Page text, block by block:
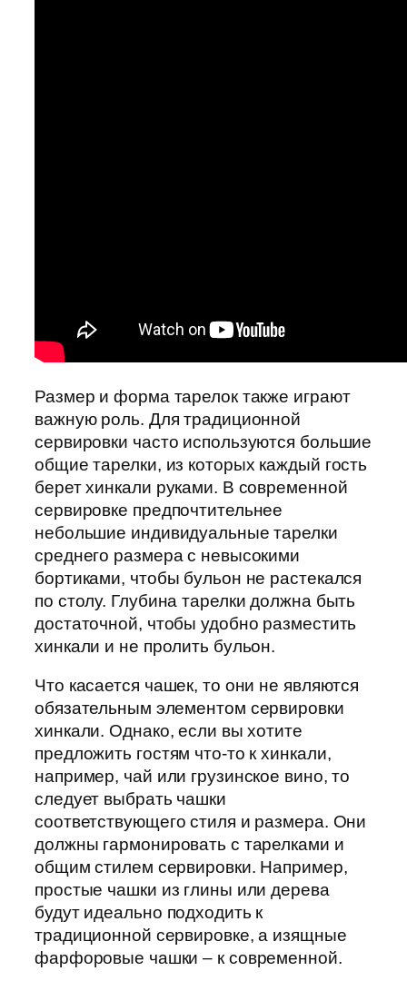
Размер и форма тарелок также играют
важную роль. Для традиционной
сервировки часто используются большие
общие тарелки, из которых каждый гость
берет хинкали руками. В современной
сервировке предпочтительнее
небольшие индивидуальные тарелки
среднего размера с невысокими
бортиками, чтобы бульон не растекался
по столу. Глубина тарелки должна быть
достаточной, чтобы удобно разместить
хинкали и не пролить бульон.
Что касается чашек, то они не являются
обязательным элементом сервировки
хинкали. Однако, если вы хотите
предложить гостям что-то к хинкали,
например, чай или грузинское вино, то
следует выбрать чашки
соответствующего стиля и размера. Они
должны гармонировать с тарелками и
общим стилем сервировки. Например,
простые чашки из глины или дерева
будут идеально подходить к
традиционной сервировке, а изящные
фарфоровые чашки – к современной.